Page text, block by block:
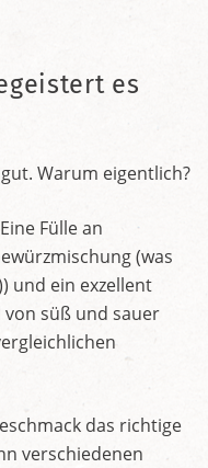
es
Warum eigentlich?
Fülle an
(was
und ein exzellent
süß und sauer
das richtige
verschiedenen